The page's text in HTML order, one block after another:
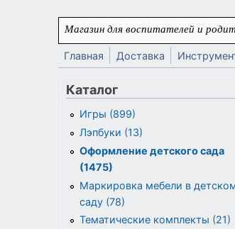
Перейти к основному содержанию
Магазин для воспитателей и
Главная Доставка
Каталог
Игры (899)
Лэпбуки (13)
Оформление детского сада
(1475)
Маркировка мебели в
саду (78)
Тематические комплекты (21)